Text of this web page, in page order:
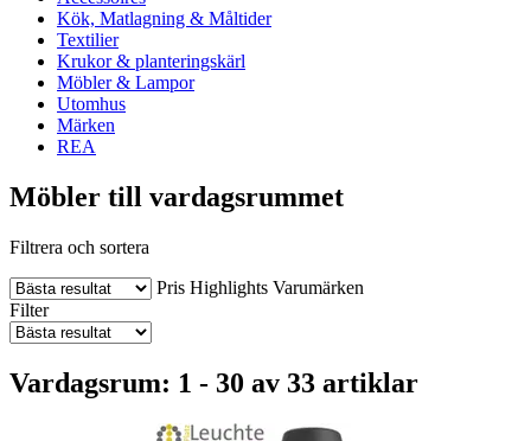
Kök, Matlagning & Måltider
Textilier
Krukor & planteringskärl
Möbler & Lampor
Utomhus
Märken
REA
Möbler till vardagsrummet
Filtrera och sortera
Pris Highlights Varumärken
Filter
Vardagsrum: 1 - 30 av 33 artiklar